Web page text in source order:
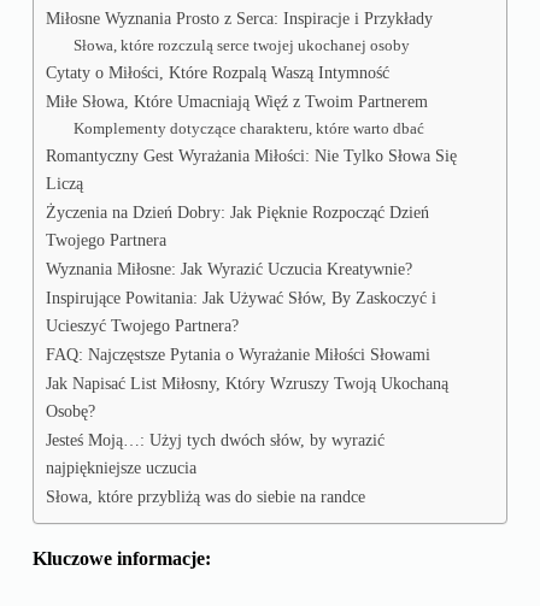
Miłosne Wyznania Prosto z Serca: Inspiracje i Przykłady
Słowa, które rozczulą serce twojej ukochanej osoby
Cytaty o Miłości, Które Rozpalą Waszą Intymność
Miłe Słowa, Które Umacniają Więź z Twoim Partnerem
Komplementy dotyczące charakteru, które warto dbać
Romantyczny Gest Wyrażania Miłości: Nie Tylko Słowa Się
Liczą
Życzenia na Dzień Dobry: Jak Pięknie Rozpocząć Dzień
Twojego Partnera
Wyznania Miłosne: Jak Wyrazić Uczucia Kreatywnie?
Inspirujące Powitania: Jak Używać Słów, By Zaskoczyć i
Ucieszyć Twojego Partnera?
FAQ: Najczęstsze Pytania o Wyrażanie Miłości Słowami
Jak Napisać List Miłosny, Który Wzruszy Twoją Ukochaną
Osobę?
Jesteś Moją…: Użyj tych dwóch słów, by wyrazić
najpiękniejsze uczucia
Słowa, które przybliżą was do siebie na randce
Kluczowe informacje: